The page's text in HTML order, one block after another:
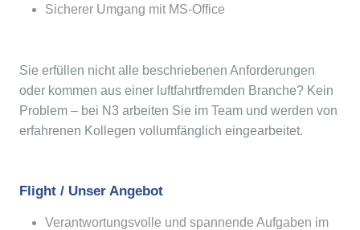
Sicherer Umgang mit MS-Office
Sie erfüllen nicht alle beschriebenen Anforderungen
oder kommen aus einer luftfahrtfremden Branche? Kein
Problem – bei N3 arbeiten Sie im Team und werden von
erfahrenen Kollegen vollumfänglich eingearbeitet.
Flight / Unser Angebot
Verantwortungsvolle und spannende Aufgaben im